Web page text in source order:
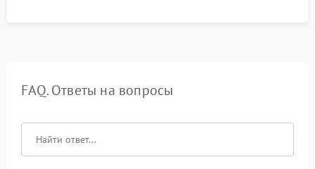
FAQ. Ответы на вопросы